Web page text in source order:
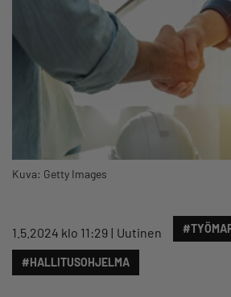
Kuva: Getty Images
1.5.2024 klo 11:29 Uutinen
#HALLITUSOHJELMA